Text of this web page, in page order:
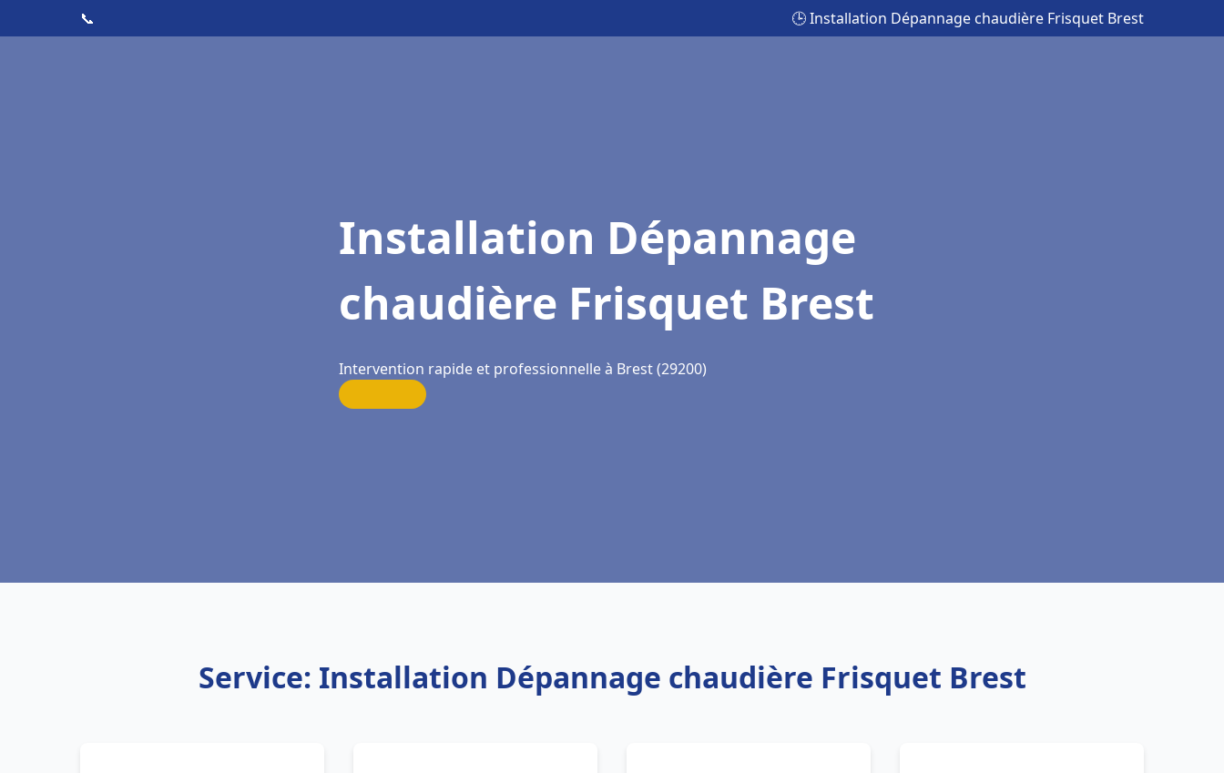
📞 🕒 Installation Dépannage chaudière Frisquet Brest
Installation Dépannage
chaudière Frisquet Brest
Intervention rapide et professionnelle à Brest (29200)
Service: Installation Dépannage chaudière Frisquet Brest